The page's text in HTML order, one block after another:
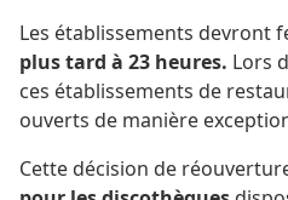
Les établissements devront
plus tard à 23 heures. Lors
ces établissements de
ouverts de manière
Cette décision de